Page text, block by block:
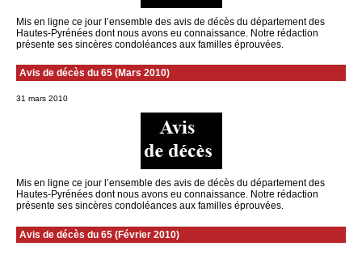
Mis en ligne ce jour l’ensemble des avis de décès du département des
Hautes-Pyrénées dont nous avons eu connaissance. Notre rédaction
présente ses sincères condoléances aux familles éprouvées.
Avis de décès du 65 (Mars 2010)
31 mars 2010
Mis en ligne ce jour l’ensemble des avis de décès du département des
Hautes-Pyrénées dont nous avons eu connaissance. Notre rédaction
présente ses sincères condoléances aux familles éprouvées.
Avis de décès du 65 (Février 2010)